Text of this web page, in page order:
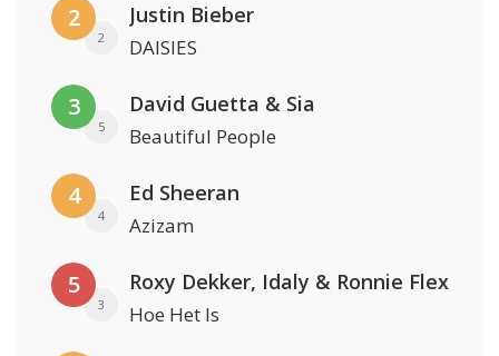
2
2
Justin Bieber
DAISIES
3
5
David Guetta & Sia
Beautiful People
4
4
Ed Sheeran
Azizam
5
3
Roxy Dekker, Idaly & Ronnie Flex
Hoe Het Is